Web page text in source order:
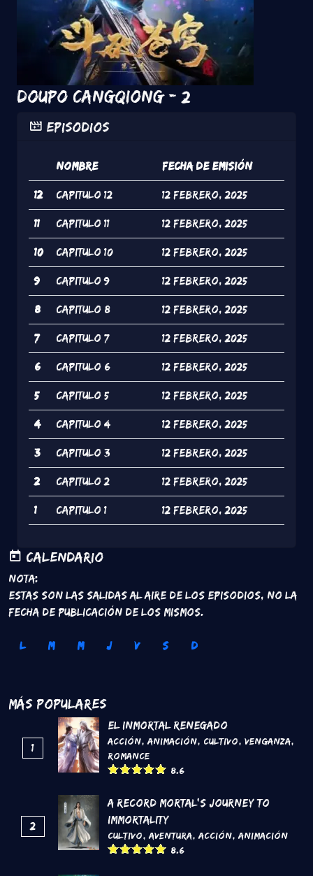
DouPo Cangqiong - 2
Episodios
Nombre Fecha de Emisión
12 Capitulo 12 12 Febrero, 2025
11 Capitulo 11 12 Febrero, 2025
10 Capitulo 10 12 Febrero, 2025
9 Capitulo 9 12 Febrero, 2025
8 Capitulo 8 12 Febrero, 2025
7 Capitulo 7 12 Febrero, 2025
6 Capitulo 6 12 Febrero, 2025
5 Capitulo 5 12 Febrero, 2025
4 Capitulo 4 12 Febrero, 2025
3 Capitulo 3 12 Febrero, 2025
2 Capitulo 2 12 Febrero, 2025
1 Capitulo 1 12 Febrero, 2025
Calendario
Nota:
Estas son las salidas al aire de los episodios, no la
fecha de publicación de los mismos.
L M M J V S D
Más Populares
1
El inmortal renegado
Acción,Animación, Cultivo, Venganza,
Romance
8.6
2
A Record Mortal's Journey To
Immortality
Cultivo,Aventura,Acción,Animación
8.6